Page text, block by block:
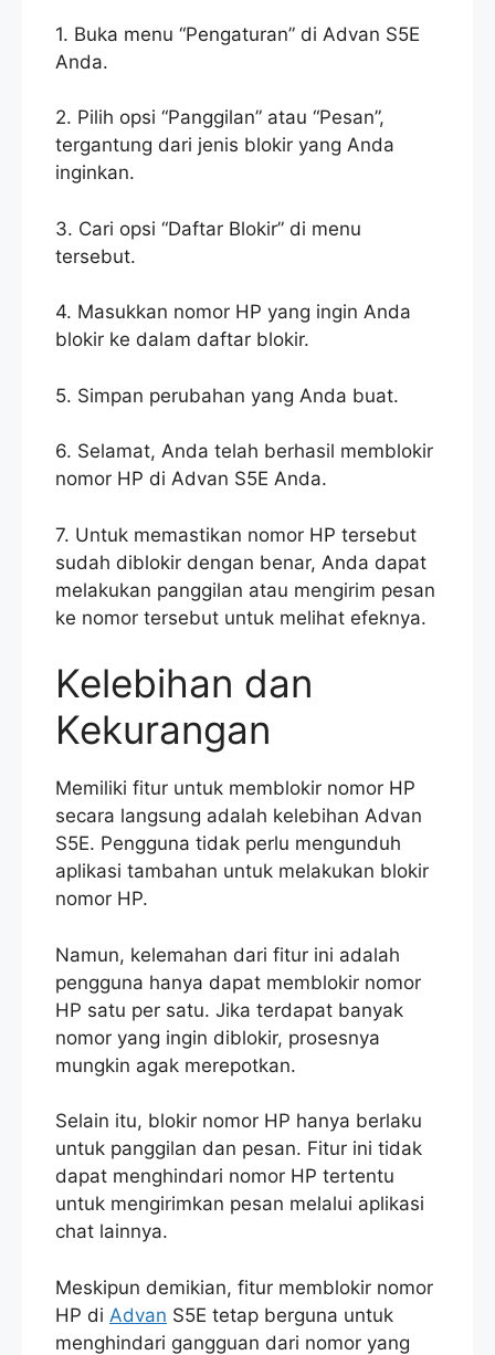
1. Buka menu “Pengaturan” di Advan S5E
Anda.
2. Pilih opsi “Panggilan” atau “Pesan”,
tergantung dari jenis blokir yang Anda
inginkan.
3. Cari opsi “Daftar Blokir” di menu
tersebut.
4. Masukkan nomor HP yang ingin Anda
blokir ke dalam daftar blokir.
5. Simpan perubahan yang Anda buat.
6. Selamat, Anda telah berhasil memblokir
nomor HP di Advan S5E Anda.
7. Untuk memastikan nomor HP tersebut
sudah diblokir dengan benar, Anda dapat
melakukan panggilan atau mengirim pesan
ke nomor tersebut untuk melihat efeknya.
Kelebihan dan
Kekurangan
Memiliki fitur untuk memblokir nomor HP
secara langsung adalah kelebihan Advan
S5E. Pengguna tidak perlu mengunduh
aplikasi tambahan untuk melakukan blokir
nomor HP.
Namun, kelemahan dari fitur ini adalah
pengguna hanya dapat memblokir nomor
HP satu per satu. Jika terdapat banyak
nomor yang ingin diblokir, prosesnya
mungkin agak merepotkan.
Selain itu, blokir nomor HP hanya berlaku
untuk panggilan dan pesan. Fitur ini tidak
dapat menghindari nomor HP tertentu
untuk mengirimkan pesan melalui aplikasi
chat lainnya.
Meskipun demikian, fitur memblokir nomor
HP di Advan S5E tetap berguna untuk
menghindari gangguan dari nomor yang